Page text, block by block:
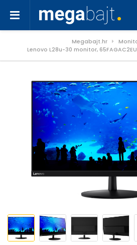
Megabajt.hr
Lenovo L28u-30 monitor, 65FAGAC2EU,